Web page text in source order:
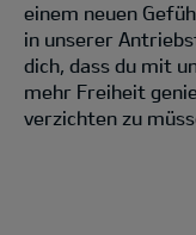
einem neuen
in unserer
dich, dass du mit
mehr Freiheit
verzichten zu